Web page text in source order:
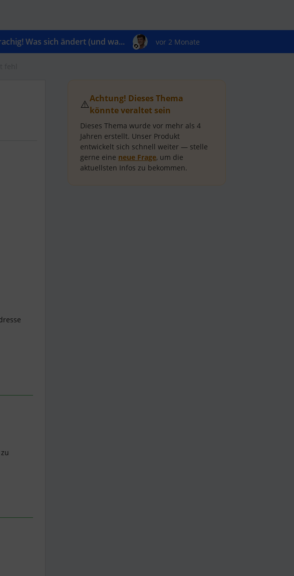
Was sich ändert (und wa... vor 2 Monate
⚠️Achtung! Dieses Thema
könnte veraltet sein
Dieses Thema wurde vor mehr als 4
Jahren erstellt. Unser Produkt
entwickelt sich schnell weiter — stelle
gerne eine neue Frage, um die
aktuellsten Infos zu bekommen.